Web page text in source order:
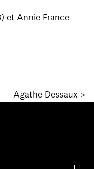
et Annie France
Agathe Dessaux >